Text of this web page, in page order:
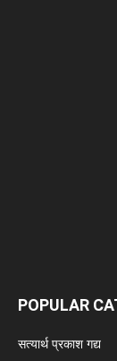
POPULAR
सत्यार्थ प्रकाश गद्य